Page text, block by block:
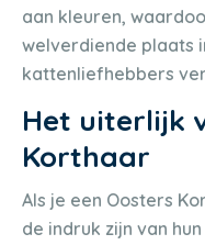
aan kleuren,
welverdiende plaats
kattenliefhebbers
Het uiterlijk
Korthaar
Als je een Oosters
de indruk zijn van